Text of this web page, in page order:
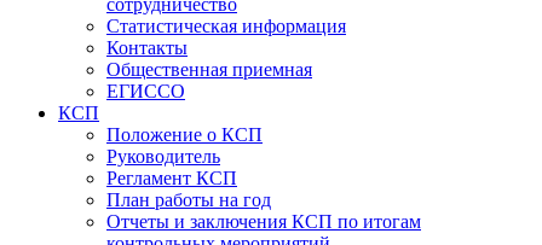
сотрудничество
Статистическая информация
Контакты
Общественная приемная
ЕГИССО
КСП
Положение о КСП
Руководитель
Регламент КСП
План работы на год
Отчеты и заключения КСП по итогам